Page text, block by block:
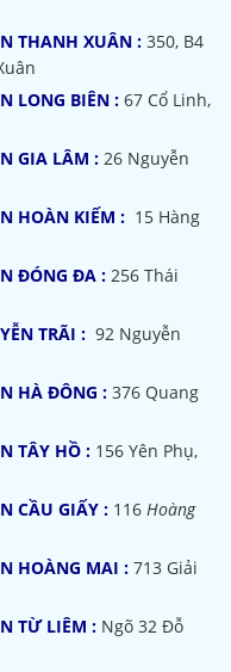
THANH XUÂN : 350, B4
LONG BIÊN : 67 Cổ Linh,
GIA LÂM : 26 Nguyễn
HOÀN KIẾM : 15 Hàng
ĐÓNG ĐA : 256 Thái
TRÃI : 92 Nguyễn
HÀ ĐÔNG : 376 Quang
TÂY HỒ : 156 Yên Phụ,
CẦU GIẤY : 116 Hoàng
HOÀNG MAI : 713 Giải
TỪ LIÊM : Ngõ 32 Đỗ